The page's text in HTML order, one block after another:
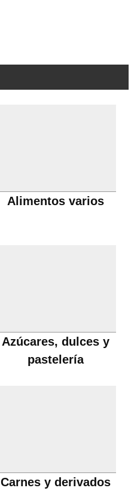
Alimentos varios
Azúcares, dulces y
pastelería
Carnes y derivados